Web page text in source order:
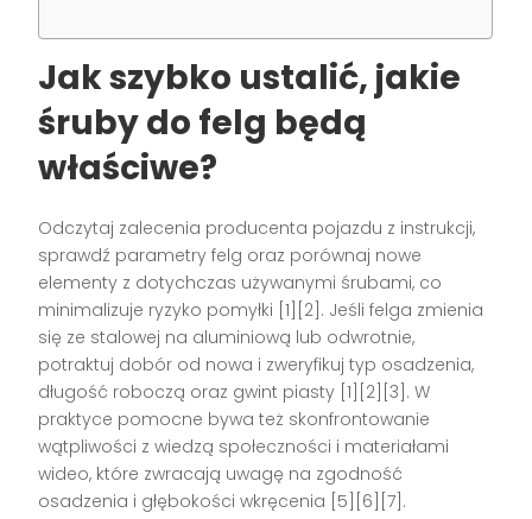
Jak szybko ustalić, jakie
śruby do felg będą
właściwe?
Odczytaj zalecenia producenta pojazdu z instrukcji,
sprawdź parametry felg oraz porównaj nowe
elementy z dotychczas używanymi śrubami, co
minimalizuje ryzyko pomyłki [1][2]. Jeśli felga zmienia
się ze stalowej na aluminiową lub odwrotnie,
potraktuj dobór od nowa i zweryfikuj typ osadzenia,
długość roboczą oraz gwint piasty [1][2][3]. W
praktyce pomocne bywa też skonfrontowanie
wątpliwości z wiedzą społeczności i materiałami
wideo, które zwracają uwagę na zgodność
osadzenia i głębokości wkręcenia [5][6][7].